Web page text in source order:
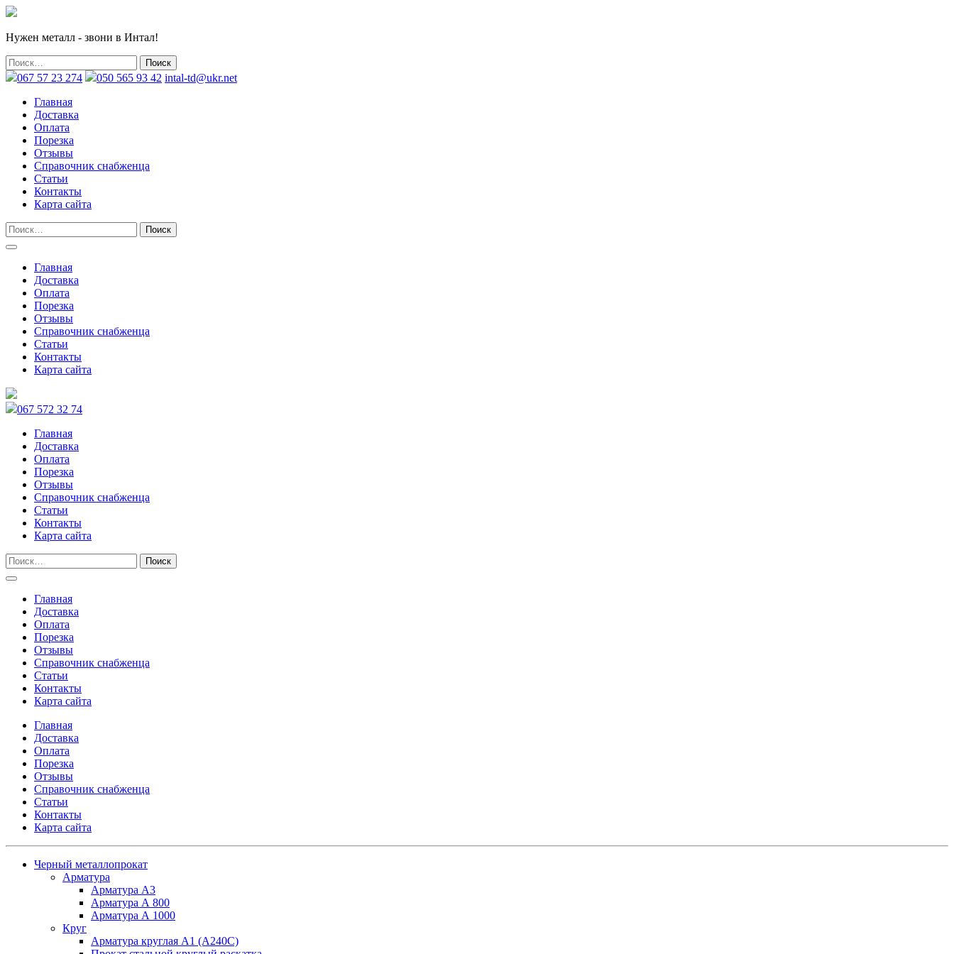
Нужен металл - звони в Интал!
067 57 23 274 050 565 93 42 intal-td@ukr.net
Главная
Доставка
Оплата
Порезка
Отзывы
Справочник снабженца
Статьи
Контакты
Карта сайта
Главная
Доставка
Оплата
Порезка
Отзывы
Справочник снабженца
Статьи
Контакты
Карта сайта
067 572 32 74
Главная
Доставка
Оплата
Порезка
Отзывы
Справочник снабженца
Статьи
Контакты
Карта сайта
Главная
Доставка
Оплата
Порезка
Отзывы
Справочник снабженца
Статьи
Контакты
Карта сайта
Главная
Доставка
Оплата
Порезка
Отзывы
Справочник снабженца
Статьи
Контакты
Карта сайта
Черный металлопрокат
Арматура
Арматура А3
Арматура А 800
Арматура А 1000
Круг
Арматура круглая А1 (А240C)